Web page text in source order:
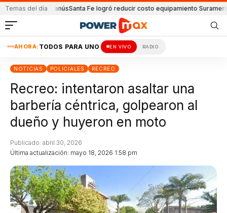
Temas del día
y LanúsSanta Fe logró reducir costo equipamiento Suramericanos
AHORA: TODOS PARA UNO EN VIVO RADIO
NOTICIAS POLICIALES RECREO
Recreo: intentaron asaltar una
barbería céntrica, golpearon al
dueño y huyeron en moto
Última actualización: mayo 18, 2026 1:58 pm
Publicado: abril 30, 2026